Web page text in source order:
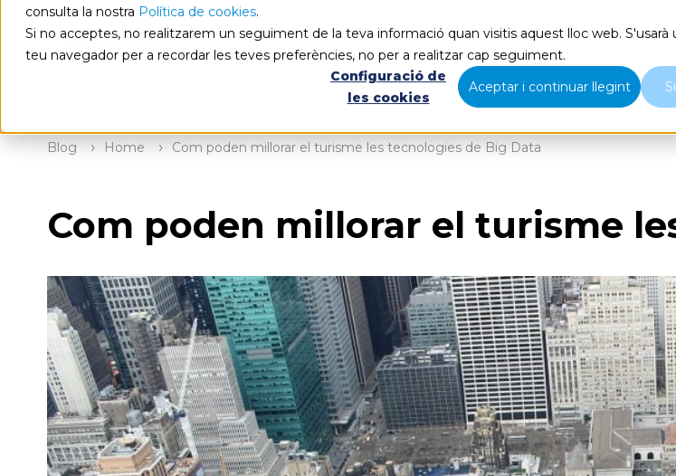
consulta la nostra Política de cookies.
Si no acceptes, no realitzarem un seguiment de la teva informació quan visitis aquest lloc web. S'usarà
teu navegador per a recordar les teves preferències, no per a realitzar cap seguiment.
Configuració de
les cookies
Aceptar i continuar llegint
Què fem
Blog Home Com poden millorar el turisme les tecnologies de Big Data
Com poden millorar el turisme